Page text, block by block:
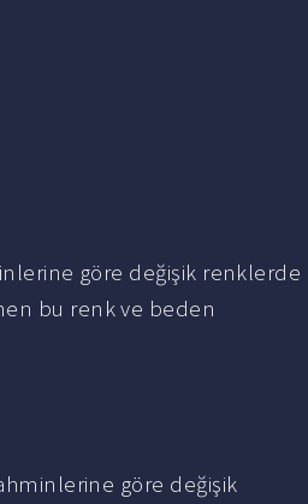
göre değişik renklerde
bu renk ve beden
göre değişik